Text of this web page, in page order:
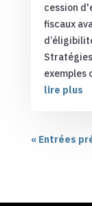
cession
fiscaux
exemples
lire plus
« Entrées